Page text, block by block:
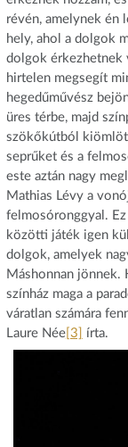
révén, amelynek én
hely, ahol a dolgok
dolgok érkezhetnek
hirtelen megsegít
hegedűművész
üres térbe, majd
szökőkútból
seprűket és a
este aztán nagy
Mathias Lévy a
felmosóronggyal.
közötti játék igen
dolgok, amelyek
Máshonnan jönnek.
színház maga a
váratlan számára
Laure Née[3] írta.